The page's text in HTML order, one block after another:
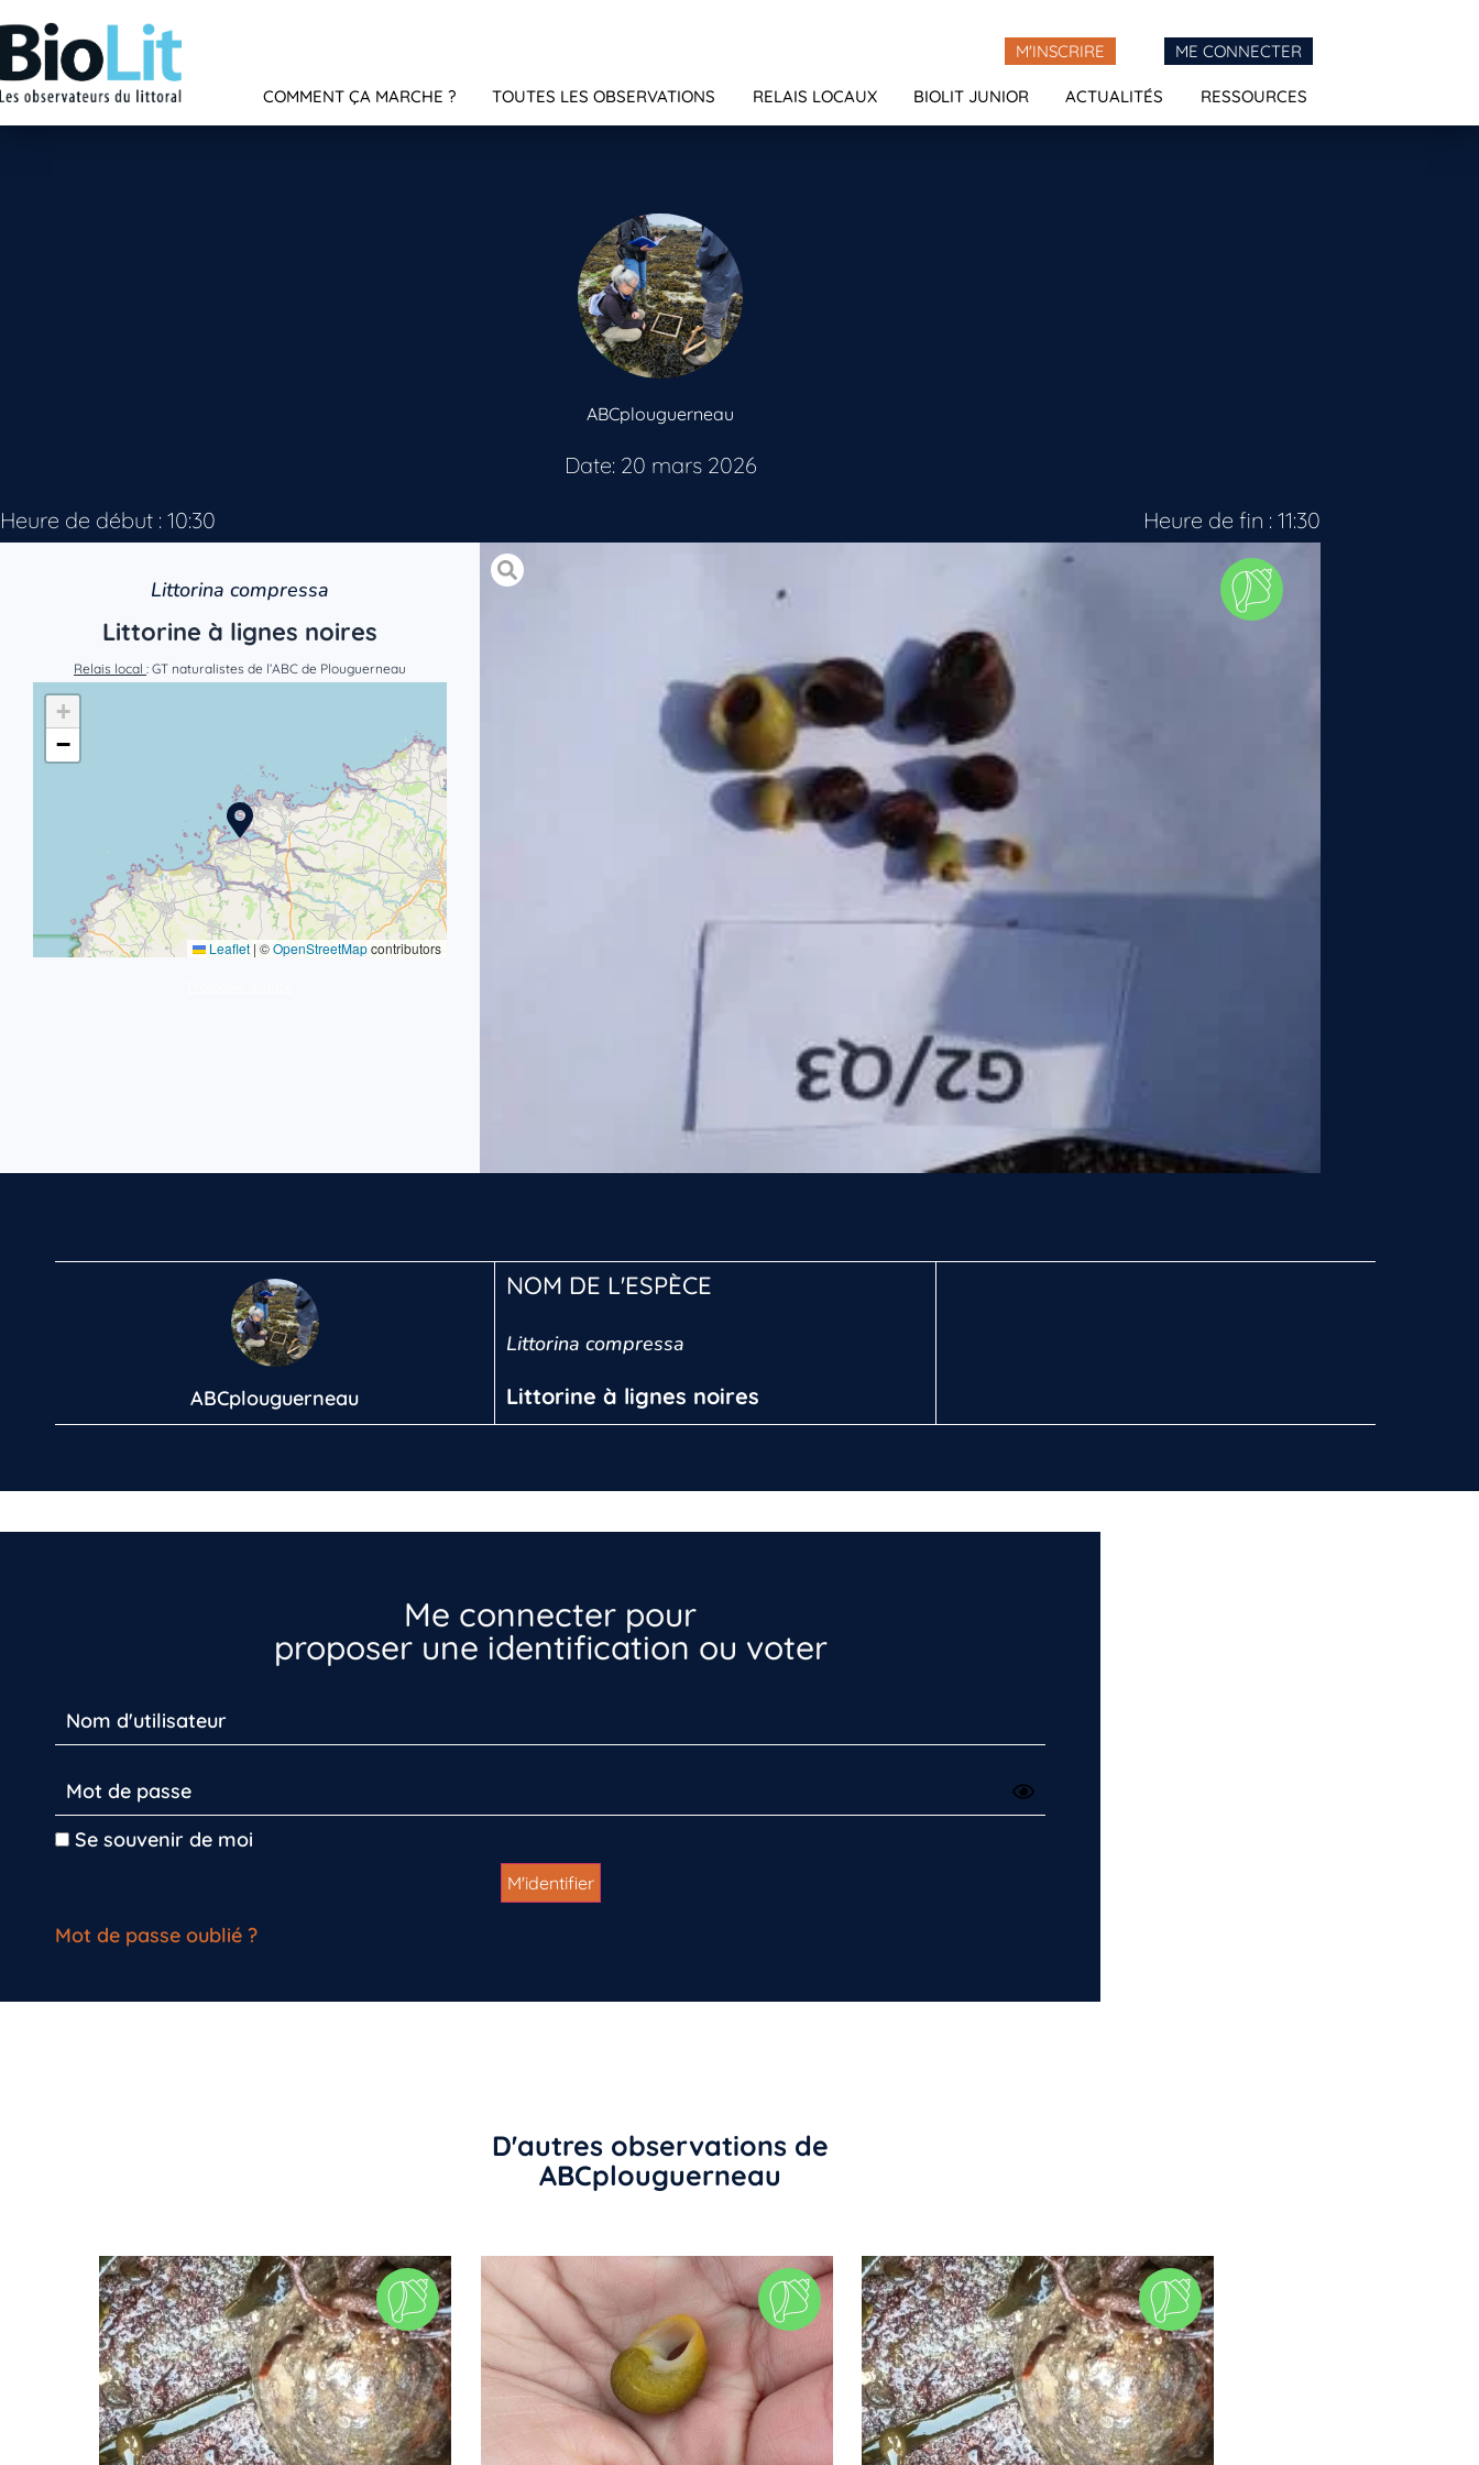
M'INSCRIRE ME CONNECTER
COMMENT ÇA MARCHE ? TOUTES LES OBSERVATIONS RELAIS LOCAUX BIOLIT JUNIOR ACTUALITÉS RESSOURCES
ABCplouguerneau
Date: 20 mars 2026
Heure de début : 10:30
Heure de fin : 11:30
Littorina compressa
Littorine à lignes noires
Relais local : GT naturalistes de l’ABC de Plouguerneau
+
−
Leaflet | ©OpenStreetMapcontributors
ABCplouguerneau
NOM DE L'ESPÈCE
Littorina compressa
Littorine à lignes noires
Me connecter pour
proposer une identification ou voter
Se souvenir de moi
Mot de passe oublié ?
D'autres observations de
ABCplouguerneau